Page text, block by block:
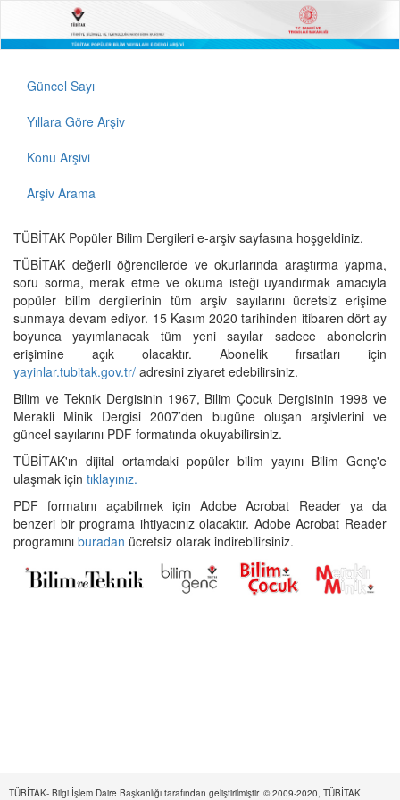
Güncel Sayı
Yıllara Göre Arşiv
Konu Arşivi
Arşiv Arama
TÜBİTAK Popüler Bilim Dergileri e-arşiv sayfasına hoşgeldiniz.
TÜBİTAK değerli öğrencilerde ve okurlarında araştırma yapma,
soru sorma, merak etme ve okuma isteği uyandırmak amacıyla
popüler bilim dergilerinin tüm arşiv sayılarını ücretsiz erişime
sunmaya devam ediyor. 15 Kasım 2020 tarihinden itibaren dört ay
boyunca yayımlanacak tüm yeni sayılar sadece abonelerin
erişimine açık olacaktır. Abonelik fırsatları için
yayinlar.tubitak.gov.tr/ adresini ziyaret edebilirsiniz.
Bilim ve Teknik Dergisinin 1967, Bilim Çocuk Dergisinin 1998 ve
Merakli Minik Dergisi 2007’den bugüne oluşan arşivlerini ve
güncel sayılarını PDF formatında okuyabilirsiniz.
TÜBİTAK'ın dijital ortamdaki popüler bilim yayını Bilim Genç'e
ulaşmak için tıklayınız.
PDF formatını açabilmek için Adobe Acrobat Reader ya da
benzeri bir programa ihtiyacınız olacaktır. Adobe Acrobat Reader
programını buradan ücretsiz olarak indirebilirsiniz.
TÜBİTAK- Bilgi İşlem Daire Başkanlığı tarafından geliştirilmiştir. © 2009-2020, TÜBİTAK